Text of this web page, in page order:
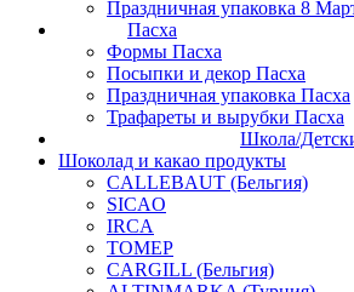
Праздничная упаковка 8
Пасха
Формы Пасха
Посыпки и декор Пасха
Праздничная упаковка Пасха
Трафареты и вырубки Пасха
Школа/
Шоколад и какао продукты
CALLEBAUT (Бельгия)
SICAO
IRCA
ТОМЕР
CARGILL (Бельгия)